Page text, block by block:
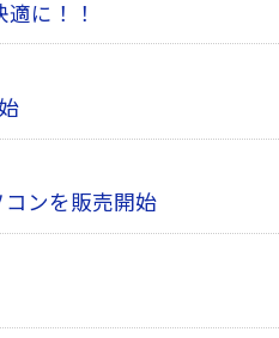
に！！
ンを販売開始